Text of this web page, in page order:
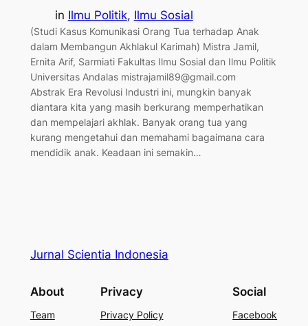
in Ilmu Politik, Ilmu Sosial
(Studi Kasus Komunikasi Orang Tua terhadap Anak
dalam Membangun Akhlakul Karimah) Mistra Jamil,
Ernita Arif, Sarmiati Fakultas Ilmu Sosial dan Ilmu Politik
Universitas Andalas mistrajamil89@gmail.com
Abstrak Era Revolusi Industri ini, mungkin banyak
diantara kita yang masih berkurang memperhatikan
dan mempelajari akhlak. Banyak orang tua yang
kurang mengetahui dan memahami bagaimana cara
mendidik anak. Keadaan ini semakin…
Jurnal Scientia Indonesia
About
Team
Privacy
Privacy Policy
Social
Facebook